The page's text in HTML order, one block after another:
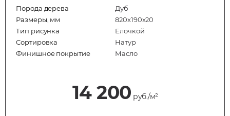
Порода дерева
Дуб
Размеры, мм
820x190x20
Тип рисунка
Елочкой
Сортировка
Натур
Финишное покрытие
Масло
14 200 руб./м²